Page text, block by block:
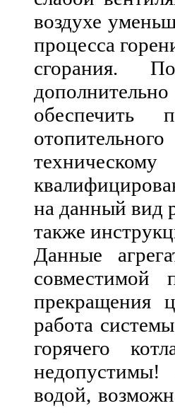
воздухе
процесса
сгорания.
обеспечить
на данный вид
также
Данные
совместимой
прекращения
работа
горячего
недопустимы!
водой,